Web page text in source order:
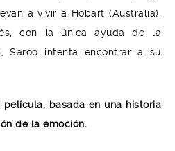
a vivir a Hobart (Australia).
con la única ayuda de la
Saroo intenta encontrar a su
basada en una historia
de la emoción.